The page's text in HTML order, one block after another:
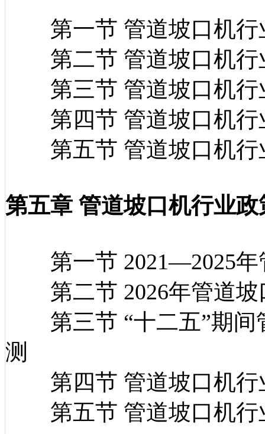
第一节 管道坡口机行
第二节 管道坡口机行
第三节 管道坡口机行
第四节 管道坡口机行
第五节 管道坡口机行
第五章 管道坡口机行业政
第一节 2021—2025年
第二节 2026年管道坡
第三节 “十二五”期间
测
第四节 管道坡口机行
第五节 管道坡口机行